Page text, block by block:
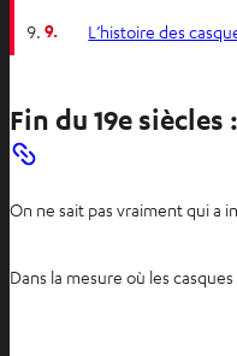
9. L’histoire des
Fin du 19e
On ne sait pas vraiment qui a
Dans la mesure où les